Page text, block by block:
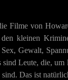
Filme von
den kleinen
Gewalt,
Leute, die,
Das ist